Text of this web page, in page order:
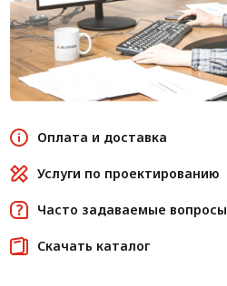
Оплата и доставка
Услуги по проектированию
Часто задаваемые вопросы
Скачать каталог